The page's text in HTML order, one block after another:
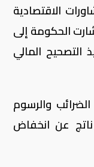
الاقتصادية
الحكومة إلى
التصحيح المالي
والرسوم
عن انخفاض